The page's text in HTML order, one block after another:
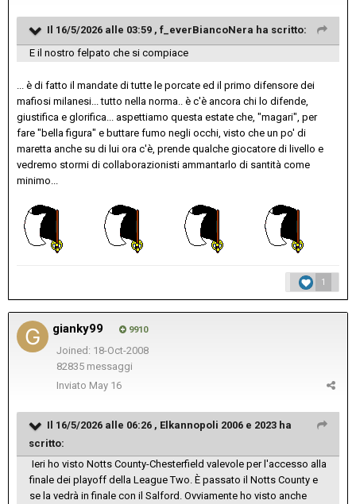
Il 16/5/2026 alle 03:59 , f_everBiancoNera ha scritto:
E il nostro felpato che si compiace
... è di fatto il mandate di tutte le porcate ed il primo difensore dei
mafiosi milanesi... tutto nella norma.. è c'è ancora chi lo difende,
giustifica e glorifica... aspettiamo questa estate che, "magari", per
fare "bella figura" e buttare fumo negli occhi, visto che un po' di
maretta anche su di lui ora c'è, prende qualche giocatore di livello e
vedremo stormi di collaborazionisti ammantarlo di santità come
minimo...
1
gianky99 9910
Joined: 18-Oct-2008
82835 messaggi
Inviato May 16
Il 16/5/2026 alle 06:26 , Elkannopoli 2006 e 2023 ha
scritto:
Ieri ho visto Notts County-Chesterfield valevole per l'accesso alla
finale dei playoff della League Two. È passato il Notts County e
se la vedrà in finale con il Salford. Ovviamente ho visto anche